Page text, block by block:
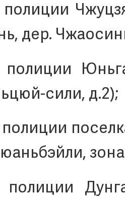
дер.
полиции
сили, д.2);
полиции